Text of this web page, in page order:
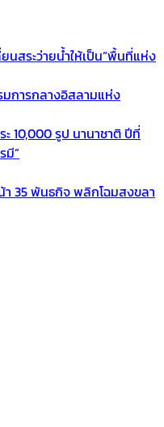
นสระว่ายน้ำให้เป็น“พื้นที่แห่ง
มการกลางอิสลามแห่ง
10,000 รูป นานาชาติ ปีที่
มี”
า 35 พันธกิจ พลิกโฉมสงขลา